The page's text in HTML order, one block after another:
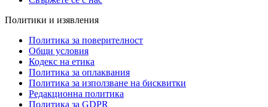
Политики и изявления
Политика за поверителност
Общи условия
Кодекс на етика
Политика за оплаквания
Политика за използване на бисквитки
Редакционна политика
Политика за GDPR